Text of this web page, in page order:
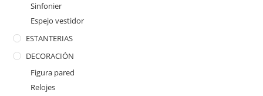
Sinfonier
Espejo vestidor
ESTANTERIAS
DECORACIÓN
Figura pared
Relojes